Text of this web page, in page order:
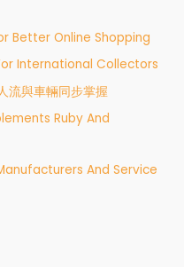
Better Online Shopping
International Collectors
流與車輛同步掌握
Ruby And
And Service